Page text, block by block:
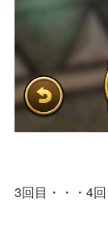
3回目・・・4